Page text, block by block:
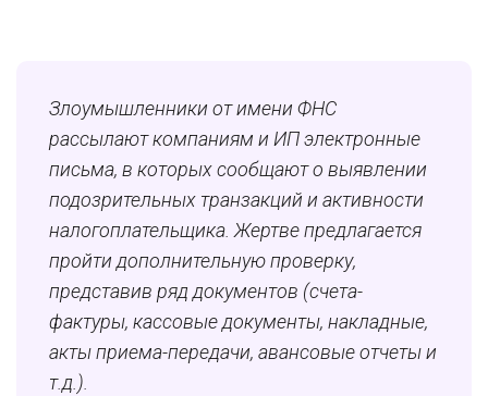
Злоумышленники от имени ФНС
рассылают компаниям и ИП электронные
письма, в которых сообщают о выявлении
подозрительных транзакций и активности
налогоплательщика. Жертве предлагается
пройти дополнительную проверку,
представив ряд документов (счета-
фактуры, кассовые документы, накладные,
акты приема-передачи, авансовые отчеты и
т.д.).